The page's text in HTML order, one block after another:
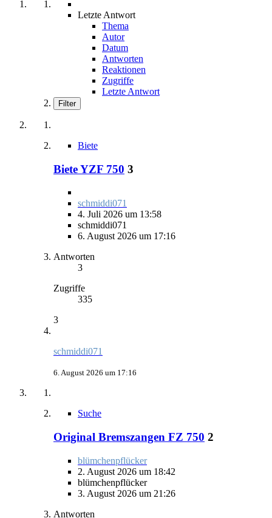
Letzte Antwort
Thema
Autor
Datum
Antworten
Reaktionen
Zugriffe
Letzte Antwort
Filter
Biete
Biete YZF 750 3
schmiddi071
4. Juli 2026 um 13:58
schmiddi071
6. August 2026 um 17:16
Antworten
3
Zugriffe
335
3
schmiddi071
6. August 2026 um 17:16
Suche
Original Bremszangen FZ 750 2
blümchenpflücker
2. August 2026 um 18:42
blümchenpflücker
3. August 2026 um 21:26
Antworten